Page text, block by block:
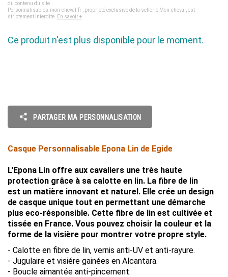
du contenu du site
Personnalisables.mon-cheval.fr , propriété exclusive de la sellerie Mon-cheval, est
strictement interdite.
En savoir +
Ce produit n'est plus disponible pour le moment.
PARTAGER MA PERSONNALISATION
Casque Personnalisable Epona Lin de Egide
L'Epona Lin offre aux cavaliers une très haute
protection grâce à sa calotte en lin. La fibre de lin
est un matière innovant et naturel. Elle crée un design
de casque unique tout en permettant une démarche
plus eco-résponsible. Cette fibre de lin est cultivée et
tissée en France. Vous pouvez choisir la couleur et la
forme de la visière pour montrer votre propre style.
- Calotte en fibre de lin, vernis anti-UV et anti-rayure.
- Jugulaire et visiére gainées en Alcantara.
- Boucle aimantée anti-pincement.